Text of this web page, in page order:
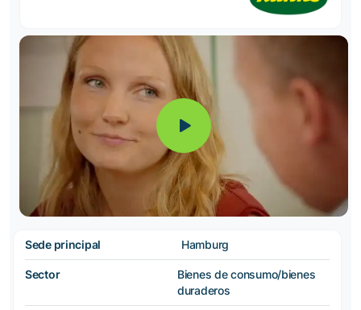
Sede principal Hamburg
Sector
Bienes de consumo/bienes
duraderos